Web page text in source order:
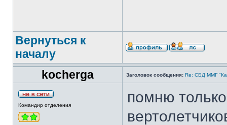
Вернуться к
началу
kocherga
Заголовок сообщения: Re: СБД ММГ
Командир отделения
помню